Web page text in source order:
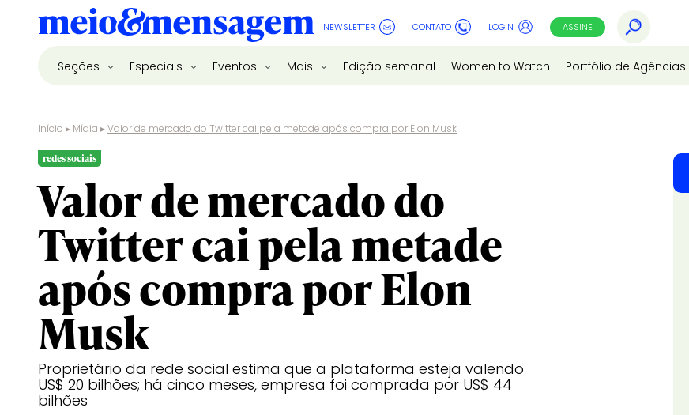
NEWSLETTER CONTATO LOGIN ASSINE
Seções Especiais Eventos Mais Edição semanal Women to Watch Portfólio de Agências
Início ▸ Mídia ▸Valor de mercado do Twitter cai pela metade após compra por Elon Musk
redes sociais
Valor de mercado do
Twitter cai pela metade
após compra por Elon
Musk
Proprietário da rede social estima que a plataforma esteja valendo
US$ 20 bilhões; há cinco meses, empresa foi comprada por US$ 44
bilhões